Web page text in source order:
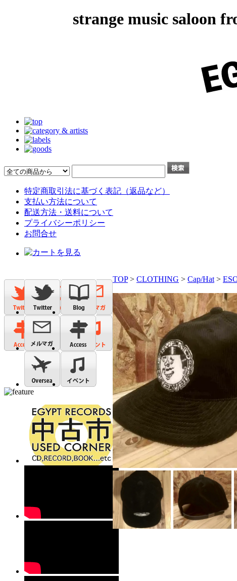
strange music saloon
特定商取引法に基づく表記（返品など）
支払い方法について
配送方法・送料について
プライバシーポリシー
お問合せ
TOP> CLOTHING > Cap/Hat >